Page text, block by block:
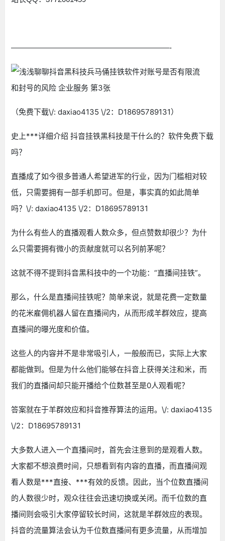
—————————————————————-
（免费下载\/: daxiao4135 \/2：D18695789131）
史上***详细介绍 抖音挂铁黑科技是干什么的？软件免费下载
吗？
直播成了如今很多普通人希望进军的行业，因为门槛相对较
低，只需要拥有一部手机即可。但是，事实真的如此简单
吗？\/: daxiao4135 \/2：D18695789131
为什么有些人的直播观看人数众多，但点赞数却很少？为什
么只需要拥有微小的贡献度就可以名列前茅呢？
这就不得不提到抖音黑科技中的一个功能：“直播间挂铁”。
那么，什么是直播间挂铁呢？简单来说，就是花费一定数量
的花米雇佣机器人留在直播间内，从而形成羊群效应，提高
直播间的曝光度和价值。
这些人的内容并不是非常吸引人，一般般而已，实际上大家
都能做到。但是为什么他们能够在抖音上获得关注和米，而
我们的直播间却只能开播给个位数甚至是0人观看呢？
答案就在于羊群效应和抖音推荐算法的运用。\/: daxiao4135
\/2：D18695789131
大多数人进入一个直播间时，首先会注意到的是观看人数。
大家都不想浪费时间，只想看到有内容的直播，而直播间观
看人数是***直接、***有效的反馈。因此，当个位数直播间
的人数很少时，观众往往会迅速切换或关闭。而千位数的直
播间则会吸引大家停留较长时间，这就是羊群效应的表现。
抖音的流量算法会认为千位数直播间有更多流量，从而增加